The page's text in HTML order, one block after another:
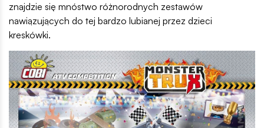
znajdzie się mnóstwo różnorodnych zestawów
nawiązujących do tej bardzo lubianej przez dzieci
kreskówki.